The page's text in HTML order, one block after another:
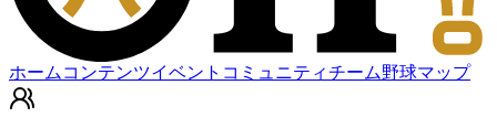
ホーム コンテンツイベント コミュニティチーム野球マップ